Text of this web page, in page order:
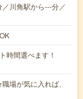
川角駅から---分／
時間選べます！
が気に入れば、